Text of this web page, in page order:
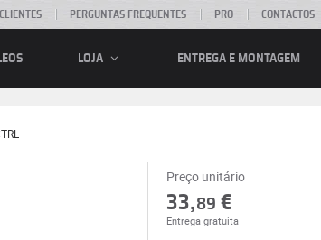
PERGUNTAS FREQUENTES PRO CONTACTOS
LOJA ENTREGA E MONTAGEM
Preço unitário
33,89 €
Entrega gratuita